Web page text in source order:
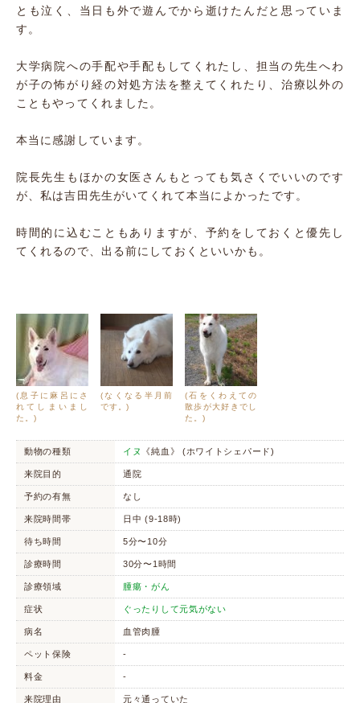
とも泣く、当日も外で遊んでから逝けたんだと思っていま
す。
大学病院への手配や手配もしてくれたし、担当の先生へわ
が子の怖がり経の対処方法を整えてくれたり、治療以外の
こともやってくれました。
本当に感謝しています。
院長先生もほかの女医さんもとっても気さくでいいのです
が、私は吉田先生がいてくれて本当によかったです。
時間的に込むこともありますが、予約をしておくと優先し
てくれるので、出る前にしておくといいかも。
(息子に麻呂にさ
れてしまいまし
た。)
(なくなる半月前
です。)
(石をくわえての
散歩が大好きでし
た。)
動物の種類 イヌ 《純血》 (ホワイトシェパード)
来院目的 通院
予約の有無 なし
来院時間帯 日中 (9-18時)
待ち時間 5分〜10分
診療時間 30分〜1時間
診療領域 腫瘍・がん
症状 ぐったりして元気がない
病名 血管肉腫
ペット保険 -
料金 -
来院理由 元々通っていた